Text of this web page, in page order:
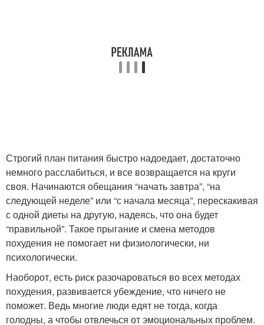
Строгий план питания быстро надоедает, достаточно
немного расслабиться, и все возвращается на круги
своя. Начинаются обещания “начать завтра”, “на
следующей неделе” или “с начала месяца”, перескакивая
с одной диеты на другую, надеясь, что она будет
“правильной”. Такое прыгание и смена методов
похудения не помогает ни физиологически, ни
психологически.
Наоборот, есть риск разочароваться во всех методах
похудения, развивается убеждение, что ничего не
поможет. Ведь многие люди едят не тогда, когда
голодны, а чтобы отвлечься от эмоциональных проблем.